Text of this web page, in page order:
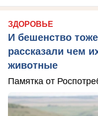
ЗДОРОВЬЕ
И бешенство
рассказали чем
животные
Памятка от